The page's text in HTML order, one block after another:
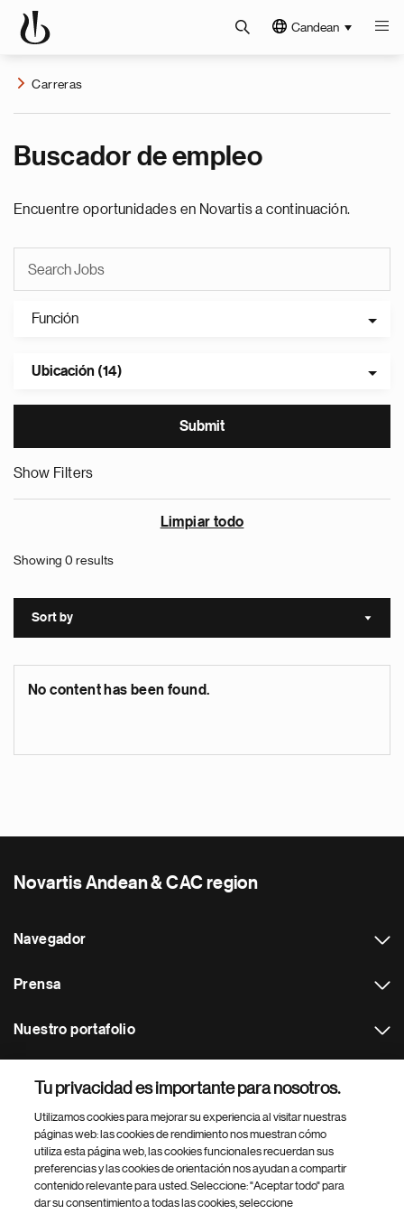
Candean
Carreras
Buscador de empleo
Encuentre oportunidades en Novartis a continuación.
Función
Ubicación (14)
Show Filters
Limpiar todo
Showing 0 results
Sort by Sort
No content has been found.
Novartis Andean & CAC region
Navegador
Prensa
Nuestro portafolio
Footer Site Search
Tu privacidad es importante para nosotros.
Utilizamos cookies para mejorar su experiencia al visitar nuestras
páginas web: las cookies de rendimiento nos muestran cómo
utiliza esta página web, las cookies funcionales recuerdan sus
preferencias y las cookies de orientación nos ayudan a compartir
contenido relevante para usted. Seleccione: "Aceptar todo" para
dar su consentimiento a todas las cookies, seleccione